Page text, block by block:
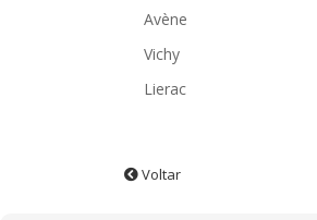
Avène
Vichy
Lierac
Voltar